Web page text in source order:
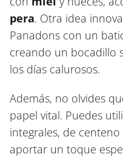
pera. Otra idea
Panadons con un
creando un bocadillo
los días calurosos.
Además, no olvides
papel vital. Puedes
integrales, de
aportar un toque